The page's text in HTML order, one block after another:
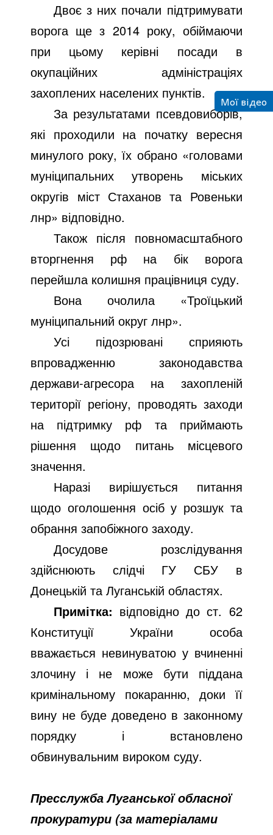
Двоє з них почали підтримувати
ворога ще з 2014 року, обіймаючи
при цьому керівні посади в
окупаційних адміністраціях
захоплених населених пунктів.
За результатами псевдовиборів,
які проходили на початку вересня
минулого року, їх обрано «головами
муніципальних утворень міських
округів міст Стаханов та Ровеньки
лнр» відповідно.
Також після повномасштабного
вторгнення рф на бік ворога
перейшла колишня працівниця суду.
Вона очолила «Троїцький
муніципальний округ лнр».
Усі підозрювані сприяють
впровадженню законодавства
держави-агресора на захопленій
території регіону, проводять заходи
на підтримку рф та приймають
рішення щодо питань місцевого
значення.
Наразі вирішується питання
щодо оголошення осіб у розшук та
обрання запобіжного заходу.
Досудове розслідування
здійснюють слідчі ГУ СБУ в
Донецькій та Луганській областях.
Примітка: відповідно до ст. 62
Конституції України особа
вважається невинуватою у вчиненні
злочину і не може бути піддана
кримінальному покаранню, доки її
вину не буде доведено в законному
порядку і встановлено
обвинувальним вироком суду.
Пресслужба Луганської обласної
прокуратури (за матеріалами
Мої відео